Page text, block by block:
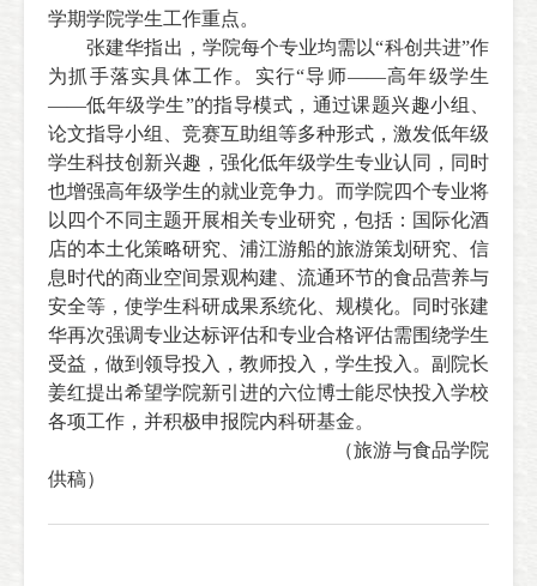
学期学院学生工作重点。
张建华指出，学院每个专业均需以“科创共进”作
为抓手落实具体工作。实行“导师——高年级学生
——低年级学生”的指导模式，通过课题兴趣小组、
论文指导小组、竞赛互助组等多种形式，激发低年级
学生科技创新兴趣，强化低年级学生专业认同，同时
也增强高年级学生的就业竞争力。而学院四个专业将
以四个不同主题开展相关专业研究，包括：国际化酒
店的本土化策略研究、浦江游船的旅游策划研究、信
息时代的商业空间景观构建、流通环节的食品营养与
安全等，使学生科研成果系统化、规模化。同时张建
华再次强调专业达标评估和专业合格评估需围绕学生
受益，做到领导投入，教师投入，学生投入。副院长
姜红提出希望学院新引进的六位博士能尽快投入学校
各项工作，并积极申报院内科研基金。
（旅游与食品学院
供稿）